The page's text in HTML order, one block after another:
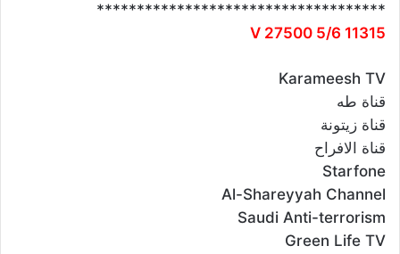
************************************
11315 V 27500 5/6
Karameesh TV
قناة طه
قناة زيتونة
قناة الافراح
Starfone
Al-Shareyyah Channel
Saudi Anti-terrorism
Green Life TV